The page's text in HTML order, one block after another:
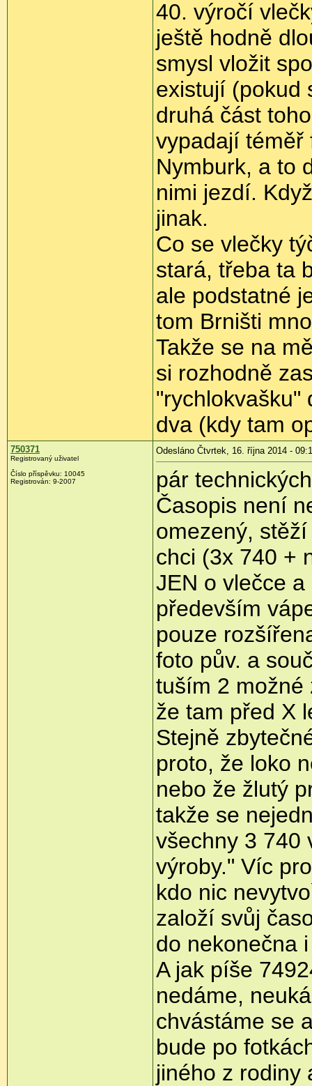
40. výročí
ještě hodně
smysl vložit
existují (pokud
druhá část
vypadají téměř
Nymburk, a to
nimi jezdí.
jinak.
Co se vlečky
stará, třeba ta
ale podstatné
tom Brništi
Takže se na
si rozhodně
"rychlokvašku"
dva (kdy tam
750371
Registrovaný uživatel
Číslo příspěvku: 10045
Registrován: 9-2007
Odesláno Čtvrtek, 16. října 2014 -
pár
Časopis není
omezený,
chci (3x 740 +
JEN o vlečce
především
pouze
foto pův. a
tuším 2 možné
že tam před X
Stejně
proto, že loko
nebo že žlutý
takže se
všechny 3 740
výroby." Víc
kdo nic
založí svůj
do nekonečna
A jak píše
nedáme,
chvástáme se
bude po
jiného z rodiny